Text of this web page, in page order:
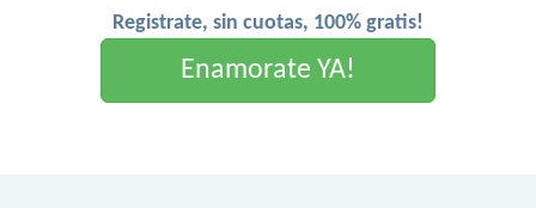
Registrate, sin cuotas, 100% gratis!
Enamorate YA!